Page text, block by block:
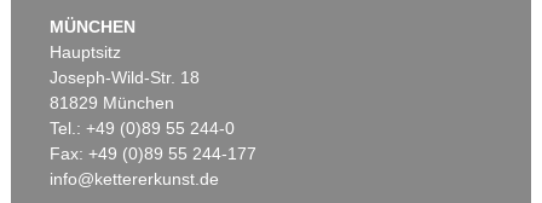
Auktion 479 - Lot 822
MÜNCHEN
Hauptsitz
Joseph-Wild-Str. 18
81829 München
Tel.: +49 (0)89 55 244-0
Fax: +49 (0)89 55 244-177
info@kettererkunst.de